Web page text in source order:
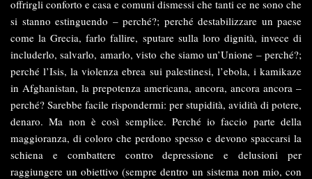
offrirgli conforto e casa e comuni dismessi che tanti ce ne sono che
si stanno estinguendo – perché?; perché destabilizzare un paese
come la Grecia, farlo fallire, sputare sulla loro dignità, invece di
includerlo, salvarlo, amarlo, visto che siamo un’Unione – perché?;
perché l’Isis, la violenza ebrea sui palestinesi, l’ebola, i kamikaze
in Afghanistan, la prepotenza americana, ancora, ancora ancora –
perché? Sarebbe facile rispondermi: per stupidità, avidità di potere,
denaro. Ma non è così semplice. Perché io faccio parte della
maggioranza, di coloro che perdono spesso e devono spaccarsi la
schiena e combattere contro depressione e delusioni per
raggiungere un obiettivo (sempre dentro un sistema non mio, con